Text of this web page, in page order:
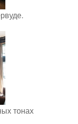
тонах